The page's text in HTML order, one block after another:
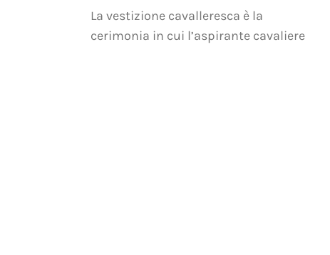
La vestizione cavalleresca è la
cerimonia in cui l’aspirante cavaliere